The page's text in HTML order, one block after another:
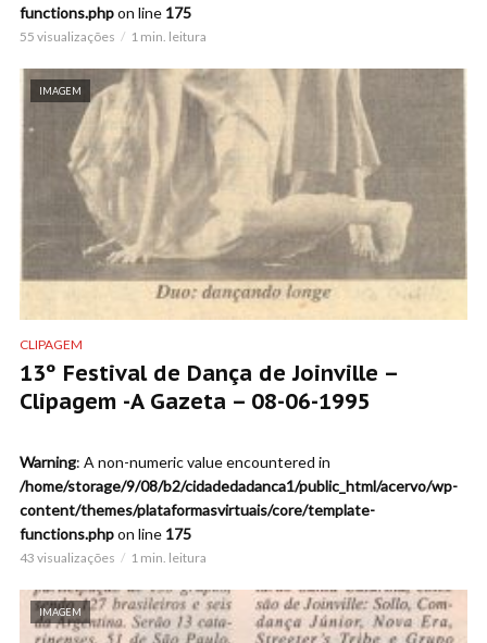
functions.phpon line 175
55 visualizações 1 min. leitura
IMAGEM
CLIPAGEM
13º Festival de Dança de Joinville –
Clipagem -A Gazeta – 08-06-1995
Warning: A non-numeric value encountered in
/home/storage/9/08/b2/cidadedadanca1/public_html/acervo/wp-
content/themes/plataformasvirtuais/core/template-
functions.phpon line 175
43 visualizações 1 min. leitura
IMAGEM